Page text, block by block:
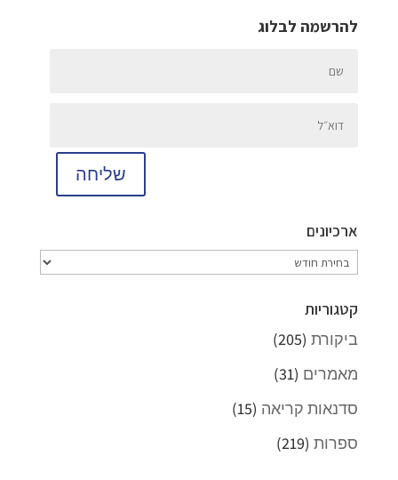
להרשמה לבלוג
שליחה
ארכיונים
ארכיונים
קטגוריות
ביקורת(205)
מאמרים (31)
סדנאות קריאה (15)
ספרות(219)